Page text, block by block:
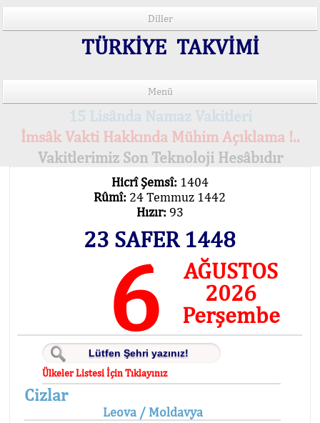
Diller
TÜRKİYE TAKVİMİ
Menü
15 Lisânda Namaz Vakitleri
İmsâk Vakti Hakkında Mühim Açıklama !..
Vakitlerimiz Son Teknoloji Hesâbıdır
Hicrî Şemsî: 1404
Rûmî: 24 Temmuz 1442
Hızır: 93
23 SAFER 1448
6
AĞUSTOS
2026
Perşembe
Ülkeler Listesi İçin Tıklayınız
Cizlar
Leova / Moldavya